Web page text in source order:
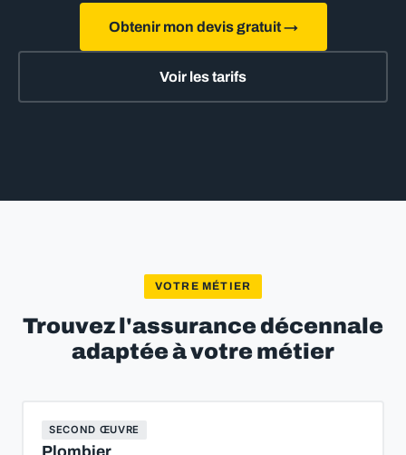
Obtenir mon devis gratuit →
Voir les tarifs
VOTRE MÉTIER
Trouvez l'assurance décennale
adaptée à votre métier
SECOND ŒUVRE